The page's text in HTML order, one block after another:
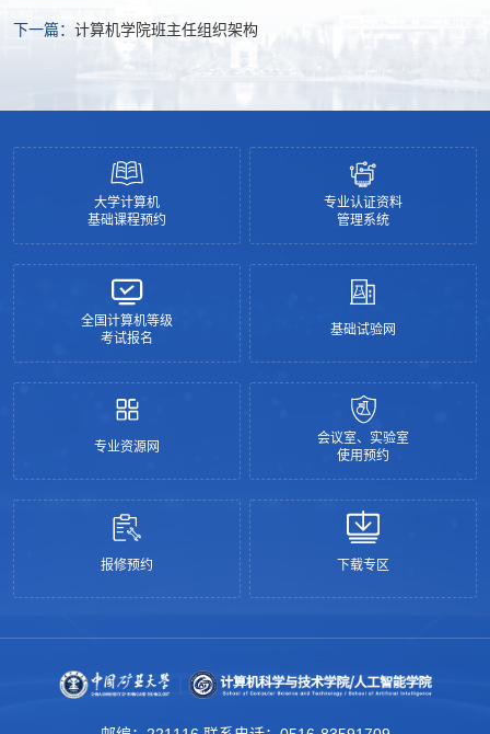
下一篇： 计算机学院班主任组织架构
大学计算机
基础课程预约
专业认证资料
管理系统
全国计算机等级
考试报名
基础试验网
专业资源网
会议室、实验室
使用预约
报修预约 下载专区